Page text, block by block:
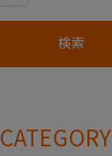
CATEGORY